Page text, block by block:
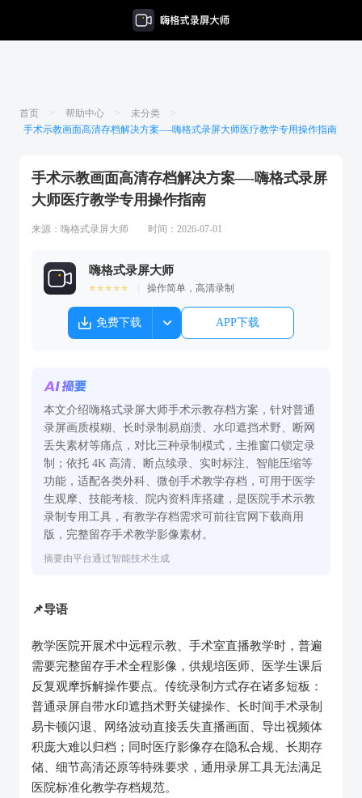
首页 > 帮助中心 > 未分类
>
手术示教画面高清存档解决方案—-嗨格式录屏大师医疗教学专用操作指南
手术示教画面高清存档解决方案—-嗨格式录屏
大师医疗教学专用操作指南
来源： 嗨格式录屏大师 时间：2026-07-01
嗨格式录屏大师
⭐⭐⭐⭐⭐ 操作简单，高清录制
免费下载 APP下载
本文介绍嗨格式录屏大师手术示教存档方案，针对普通
录屏画质模糊、长时录制易崩溃、水印遮挡术野、断网
丢失素材等痛点，对比三种录制模式，主推窗口锁定录
制；依托 4K 高清、断点续录、实时标注、智能压缩等
功能，适配各类外科、微创手术教学存档，可用于医学
生观摩、技能考核、院内资料库搭建，是医院手术示教
录制专用工具，有教学存档需求可前往官网下载商用
版，完整留存手术教学影像素材。
摘要由平台通过智能技术生成
📌导语
教学医院开展术中远程示教、手术室直播教学时，普遍
需要完整留存手术全程影像，供规培医师、医学生课后
反复观摩拆解操作要点。传统录制方式存在诸多短板：
普通录屏自带水印遮挡术野关键操作、长时间手术录制
易卡顿闪退、网络波动直接丢失直播画面、导出视频体
积庞大难以归档；同时医疗影像存在隐私合规、长期存
储、细节高清还原等特殊要求，通用录屏工具无法满足
医院标准化教学存档规范。